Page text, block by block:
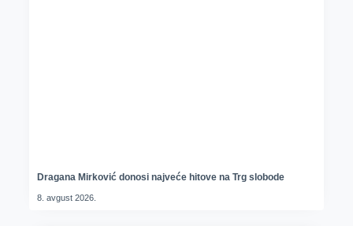
Dragana Mirković donosi najveće hitove na Trg slobode
8. avgust 2026.